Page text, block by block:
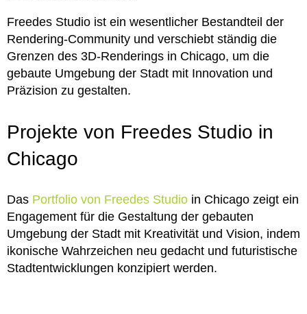
Freedes Studio ist ein wesentlicher Bestandteil der
Rendering-Community und verschiebt ständig die
Grenzen des 3D-Renderings in Chicago, um die
gebaute Umgebung der Stadt mit Innovation und
Präzision zu gestalten.
Projekte von Freedes Studio in
Chicago
Das Portfolio von Freedes Studio in Chicago zeigt ein
Engagement für die Gestaltung der gebauten
Umgebung der Stadt mit Kreativität und Vision, indem
ikonische Wahrzeichen neu gedacht und futuristische
Stadtentwicklungen konzipiert werden.